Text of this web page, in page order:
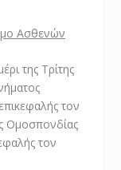
Ασθενών
της Τρίτης
τον
Ομοσπονδίας
τον